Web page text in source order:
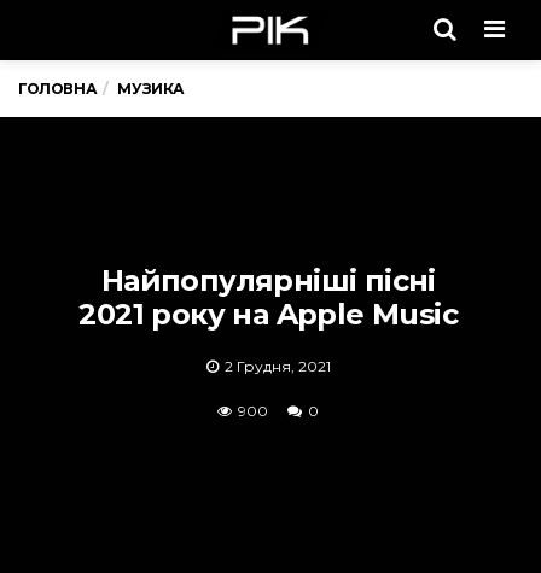
ГОЛОВНА МУЗИКА
Найпопулярніші пісні
2021 року на Apple Music
2 Грудня, 2021
900 0